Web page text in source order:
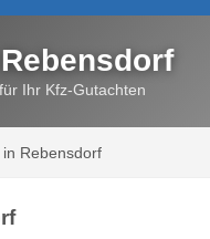
Ihr Kfz-Gutachten
Rebensdorf